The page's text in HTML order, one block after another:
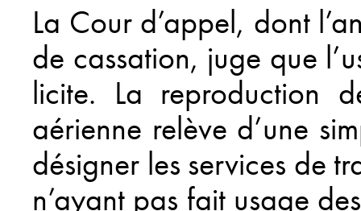
La Cour d’appel, dont
de cassation, juge que
licite. La reproduction
aérienne relève d’une
désigner les services de
n’ayant pas fait usage